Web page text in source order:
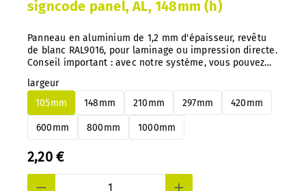
signcode panel, AL, 148mm (h)
Panneau en aluminium de 1,2 mm d'épaisseur, revêtu
de blanc RAL9016, pour laminage ou impression directe.
Conseil important : avec notre système, vous pouvez
moment et très facilement, sans démontage.
largeur
105mm
148mm 210mm 297mm 420mm
600mm 800mm 1000mm
2,20 €